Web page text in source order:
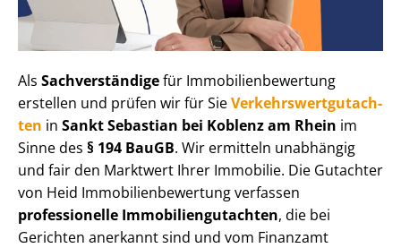
Als Sachverständigefür Im­mo­bi­li­en­be­wer­tung
erstellen und prüfen wir für SieVer­kehrs­wert­gut­ach­
ten in Sankt Sebastian bei Koblenz am Rhein im
Sinne des § 194 BauGB. Wir ermitteln unabhängig
und fair den Marktwert Ihrer Immobilie. Die Gutachter
von Heid Im­mo­bi­li­en­be­wer­tung verfassen
professionelle Im­mo­bi­li­en­gut­ach­ten, die bei
Gerichten anerkannt sind und vom Finanzamt